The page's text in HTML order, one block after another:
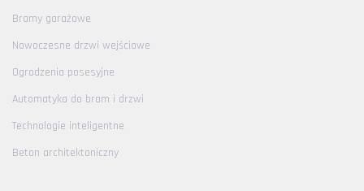
Bramy garażowe
Nowoczesne drzwi wejściowe
Ogrodzenia posesyjne
Automatyka do bram i drzwi
Technologie inteligentne
Beton architektoniczny